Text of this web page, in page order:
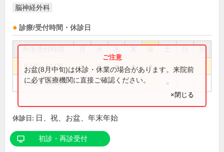
脳神経外科
診療/受付時間・休診日
祝
8:50～11:00 ● ● ● ● ●
9:00～10:30
お盆(8月中旬)は休診・休業の場合があります。来院前
に必ず医療機関に直接ご確認ください。
×閉じる
休診日: 日、祝、お盆、年末年始
初診・再診受付